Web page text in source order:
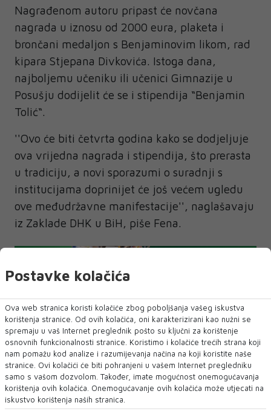
Nagrađenom autoru pripast će novčana
nagrada u iznosu od 2000 eura, plaketa i
brončani medaljon s Benjaminovim likom, rad
kipara Stjepana Divkovića. Istoga dana,
najboljemu učeniku ili učenici Gimnazije u
Posušju dodijelit će se i stipendija “Benjamin
Tolić“.
''Ovo će biti četvrta godina kako se dodjeljuje
ova vrijedna nagrada i stipendija, što prerasta
u tradiciju, a novi sporazumi o suradnji s
institucijama doprinijet će još većem ugledu
ove međudržavne manifestacije'', naglašavaju
iz Zaklade DHK u BiH, piše Fena.
NAJNOVIJE NAJČITANIJE
Postavke kolačića
Ova web stranica koristi kolačiće zbog poboljšanja vašeg iskustva
korištenja stranice. Od ovih kolačića, oni karakterizirani kao nužni se
spremaju u vaš Internet preglednik pošto su ključni za korištenje
osnovnih funkcionalnosti stranice. Koristimo i kolačiće trećih strana koji
nam pomažu kod analize i razumijevanja načina na koji koristite naše
stranice. Ovi kolačići će biti pohranjeni u vašem Internet pregledniku
samo s vašom dozvolom. Također, imate mogućnost onemogućavanja
korištenja ovih kolačića. Onemogućavanje ovih kolačića može utjecati na
iskustvo korištenja naših stranica.